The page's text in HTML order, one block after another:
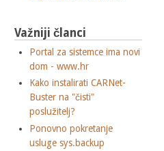
Važniji članci
Portal za sistemce ima novi
dom - www.hr
Kako instalirati CARNet-
Buster na "čisti"
poslužitelj?
Ponovno pokretanje
usluge sys.backup